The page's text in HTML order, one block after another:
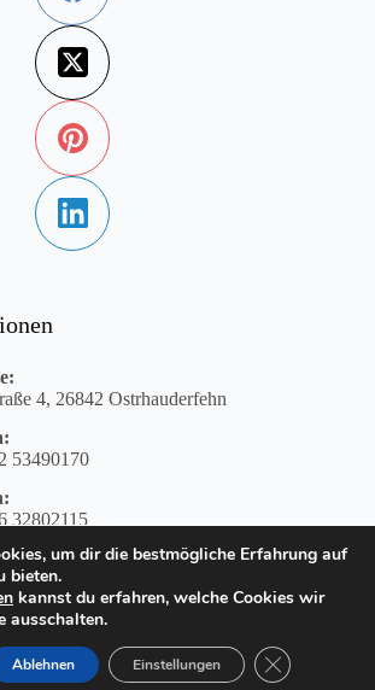
4, 26842 Ostrhauderfehn
53490170
32802115
ostrhauderfehn.de
Datenschutzerklärung
um dir die bestmögliche Erfahrung auf
bieten.
kannst du erfahren, welche Cookies wir
ausschalten.
Ablehnen Einstellungen GDPR